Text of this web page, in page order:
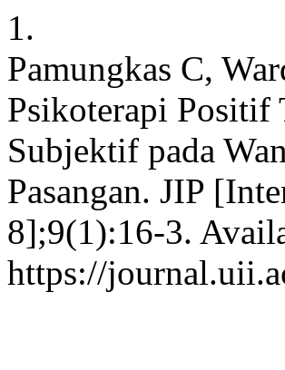
1.
Pamungkas C,
Psikoterapi Positif
Subjektif pada
Pasangan. JIP
8];9(1):16-3.
https://